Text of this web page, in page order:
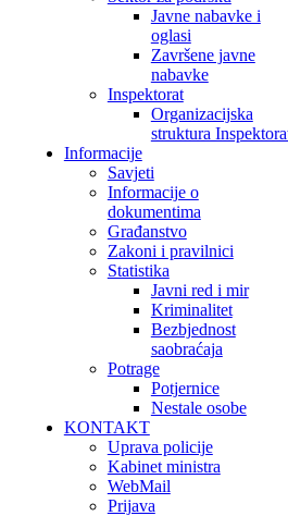
Javne nabavke i
oglasi
Završene javne
nabavke
Inspektorat
Organizacijska
struktura
Informacije
Savjeti
Informacije o
dokumentima
Građanstvo
Zakoni i pravilnici
Statistika
Javni red i mir
Kriminalitet
Bezbjednost
saobraćaja
Potrage
Potjernice
Nestale osobe
KONTAKT
Uprava policije
Kabinet ministra
WebMail
Prijava